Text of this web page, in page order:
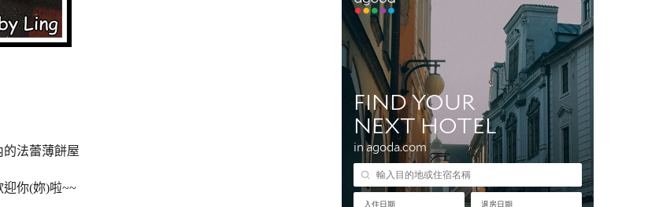
法蕾薄餅屋
你(妳)啦~~